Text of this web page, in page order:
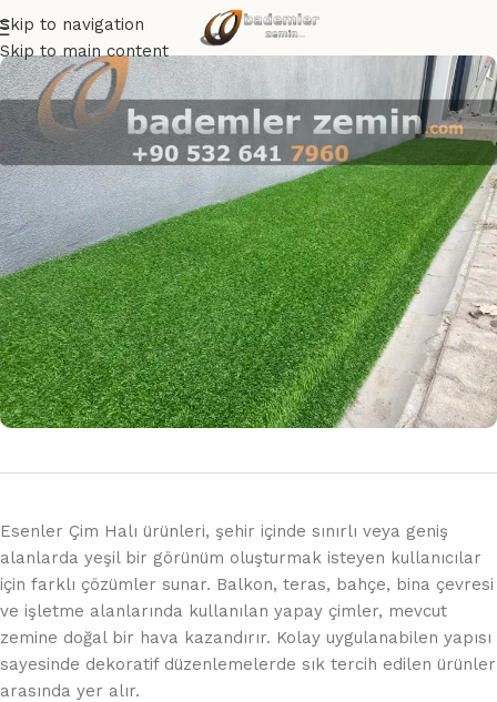
Skip to navigation
Skip to main content
Esenler Çim Halı ürünleri, şehir içinde sınırlı veya geniş
alanlarda yeşil bir görünüm oluşturmak isteyen kullanıcılar
için farklı çözümler sunar. Balkon, teras, bahçe, bina çevresi
ve işletme alanlarında kullanılan yapay çimler, mevcut
zemine doğal bir hava kazandırır. Kolay uygulanabilen yapısı
sayesinde dekoratif düzenlemelerde sık tercih edilen ürünler
arasında yer alır.